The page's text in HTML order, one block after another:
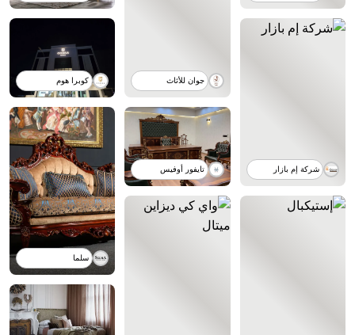
جوان للأثاث
شركة إم بازار
كوبرا هوم
تايفور أوفيس
سلما